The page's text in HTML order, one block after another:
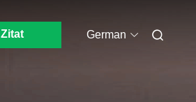
Zitat German